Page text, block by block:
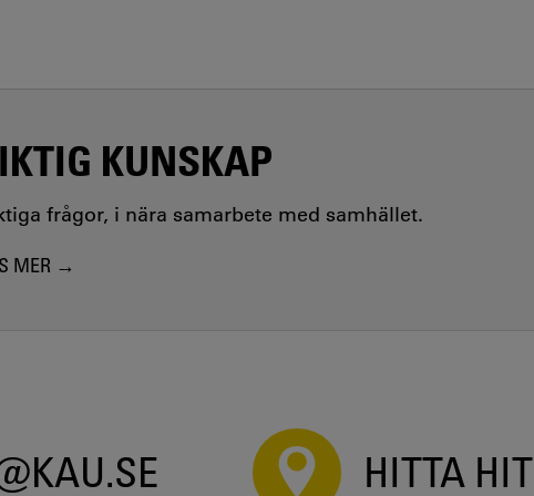
KUNSKAP
frågor, i nära samarbete med samhället.
MER
HITTA HIT